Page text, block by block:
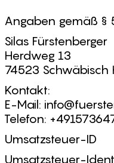
Angaben gemäß §
Silas Fürstenberger
Herdweg 13
74523 Schwäbisch
Kontakt:
E-Mail:
Telefon:
Umsatzsteuer-ID
Umsatzsteuer-